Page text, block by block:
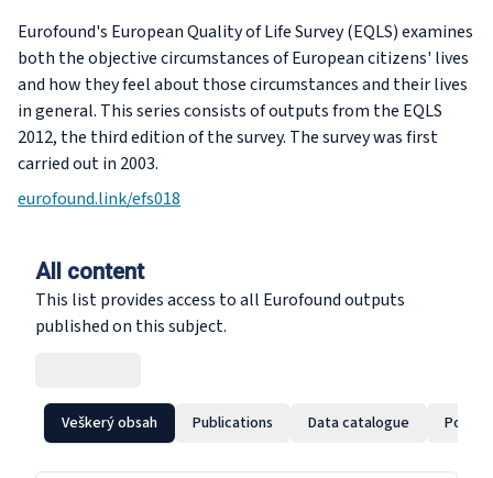
Eurofound's European Quality of Life Survey (EQLS) examines
both the objective circumstances of European citizens' lives
and how they feel about those circumstances and their lives
in general. This series consists of outputs from the EQLS
2012, the third edition of the survey. The survey was first
carried out in 2003.
eurofound.link/efs018
All content
This list provides access to all Eurofound outputs
published on this subject.
Veškerý obsah Publications Data catalogue